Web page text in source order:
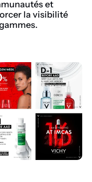
et
la visibilité